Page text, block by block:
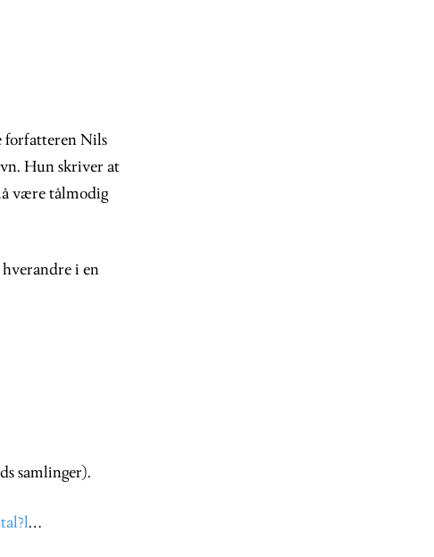
forfatteren Nils
Hun skriver at
være tålmodig
i en
samlinger).
…